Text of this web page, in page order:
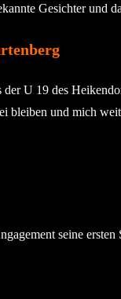
Gesichter und
U 19 des
bleiben und mich
seine